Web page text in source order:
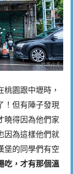
園跟中壢時，
！但有陣子發現
曉得因為他們家
因為這樣他們就
堡的同學們有空
吃，才有那個溫